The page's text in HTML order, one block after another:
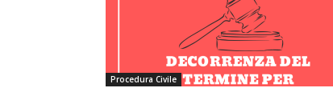
Procedura Civile